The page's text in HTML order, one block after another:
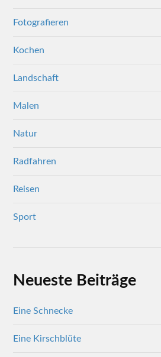
Fotografieren
Kochen
Landschaft
Malen
Natur
Radfahren
Reisen
Sport
Neueste Beiträge
Eine Schnecke
Eine Kirschblüte